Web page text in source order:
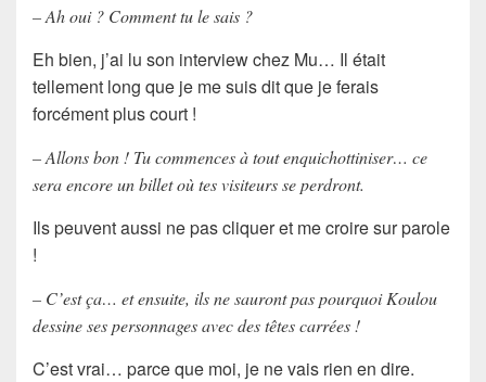
– Ah oui ? Comment tu le sais ?
Eh bien, j’ai lu son interview chez Mu… Il était
tellement long que je me suis dit que je ferais
forcément plus court !
– Allons bon ! Tu commences à tout enquichottiniser… ce
sera encore un billet où tes visiteurs se perdront.
Ils peuvent aussi ne pas cliquer et me croire sur parole
!
– C’est ça… et ensuite, ils ne sauront pas pourquoi Koulou
dessine ses personnages avec des têtes carrées !
C’est vrai… parce que moi, je ne vais rien en dire.